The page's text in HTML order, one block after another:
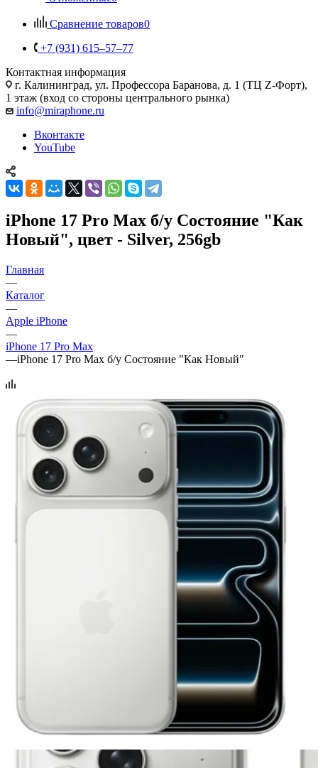
Сравнение товаров0
+7 (931) 615‒57‒77
Контактная информация
г. Калининград, ул. Профессора Баранова, д. 1 (ТЦ Z-Форт),
1 этаж (вход со стороны центрального рынка)
info@miraphone.ru
Вконтакте
YouTube
iPhone 17 Pro Max б/у Состояние "Как
Новый", цвет - Silver, 256gb
Главная
—
Каталог
—
Apple iPhone
—
iPhone 17 Pro Max
—iPhone 17 Pro Max б/у Состояние "Как Новый"